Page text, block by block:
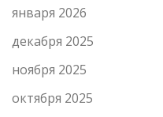
января 2026
декабря 2025
ноября 2025
октября 2025